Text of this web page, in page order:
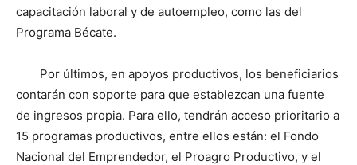
capacitación laboral y de autoempleo, como las del
Programa Bécate.
Por últimos, en apoyos productivos, los beneficiarios
contarán con soporte para que establezcan una fuente
de ingresos propia. Para ello, tendrán acceso prioritario a
15 programas productivos, entre ellos están: el Fondo
Nacional del Emprendedor, el Proagro Productivo, y el